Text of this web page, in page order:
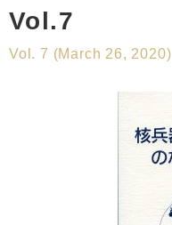
Vol.7
Vol. 7 (March 26, 2020)